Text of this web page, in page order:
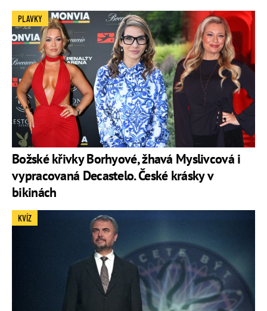
Božské křivky Borhyové, žhavá Myslivcová i
vypracovaná Decastelo. České krásky v
bikinách
PLAVKY
KVÍZ